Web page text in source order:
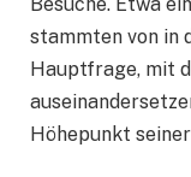
stammten von in
Hauptfrage, mit
Höhepunkt